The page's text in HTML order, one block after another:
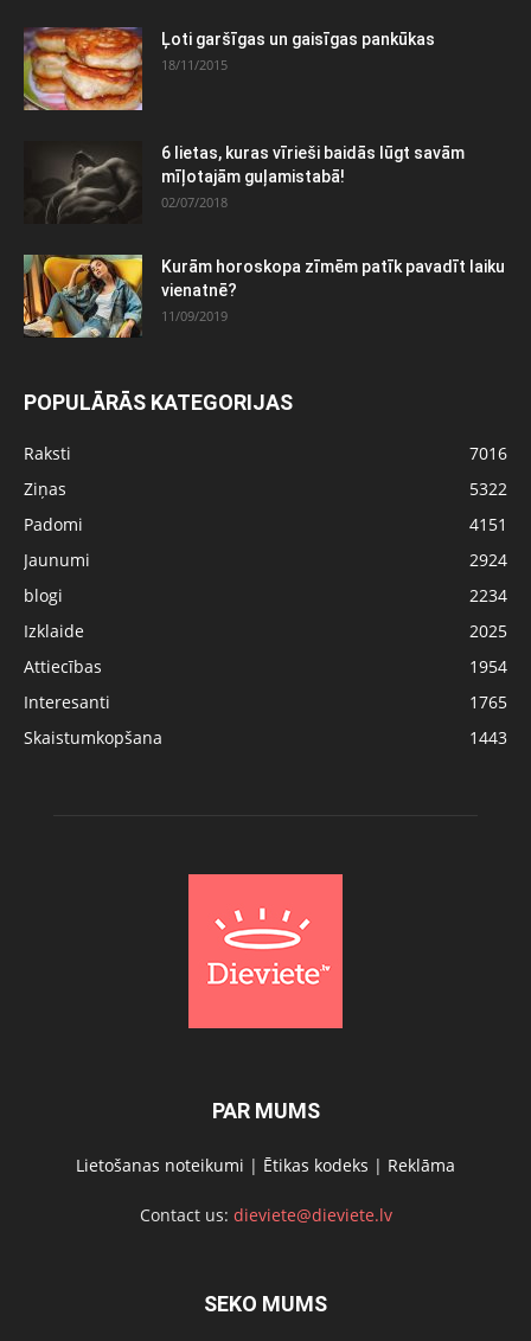
Ļoti garšīgas un gaisīgas pankūkas
18/11/2015
6 lietas, kuras vīrieši baidās lūgt savām
mīļotajām guļamistabā!
02/07/2018
Kurām horoskopa zīmēm patīk pavadīt laiku
vienatnē?
11/09/2019
POPULĀRĀS KATEGORIJAS
Raksti
7016
Ziņas
5322
Padomi
4151
Jaunumi
2924
blogi
2234
Izklaide
2025
Attiecības
1954
Interesanti
1765
Skaistumkopšana
1443
PAR MUMS
Lietošanas noteikumi | Ētikas kodeks | Reklāma
Contact us: dieviete@dieviete.lv
SEKO MUMS